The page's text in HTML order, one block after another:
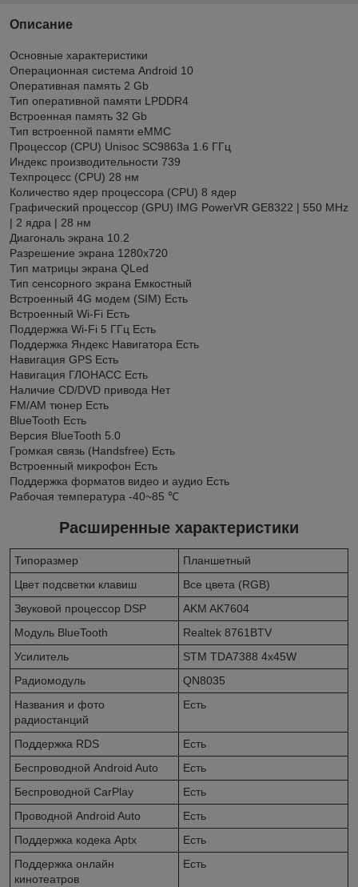
Описание
Основные характеристики
Операционная система Android 10
Оперативная память 2 Gb
Тип оперативной памяти LPDDR4
Встроенная память 32 Gb
Тип встроенной памяти eMMC
Процессор (CPU) Unisoc SC9863a 1.6 ГГц
Индекс производительности 739
Техпроцесс (CPU) 28 нм
Количество ядер процессора (CPU) 8 ядер
Графический процессор (GPU) IMG PowerVR GE8322 | 550 MHz
| 2 ядра | 28 нм
Диагональ экрана 10.2
Разрешение экрана 1280x720
Тип матрицы экрана QLed
Тип сенсорного экрана Емкостный
Встроенный 4G модем (SIM) Есть
Встроенный Wi-Fi Есть
Поддержка Wi-Fi 5 ГГц Есть
Поддержка Яндекс Навигатора Есть
Навигация GPS Есть
Навигация ГЛОНАСС Есть
Наличие CD/DVD привода Нет
FM/AM тюнер Есть
BlueTooth Есть
Версия BlueTooth 5.0
Громкая связь (Handsfree) Есть
Встроенный микрофон Есть
Поддержка форматов видео и аудио Есть
Рабочая температура -40~85 ℃
Расширенные характеристики
Типоразмер
Планшетный
Цвет подсветки клавиш
Все цвета (RGB)
Звуковой процессор DSP
AKM AK7604
Модуль BlueTooth
Realtek 8761BTV
Усилитель
STM TDA7388 4x45W
Радиомодуль
QN8035
Названия и фото
радиостанций
Есть
Поддержка RDS
Есть
Беспроводной Android Auto
Есть
Беспроводной CarPlay
Есть
Проводной Android Auto
Есть
Поддержка кодека Aptx
Есть
Поддержка онлайн
кинотеатров
Есть